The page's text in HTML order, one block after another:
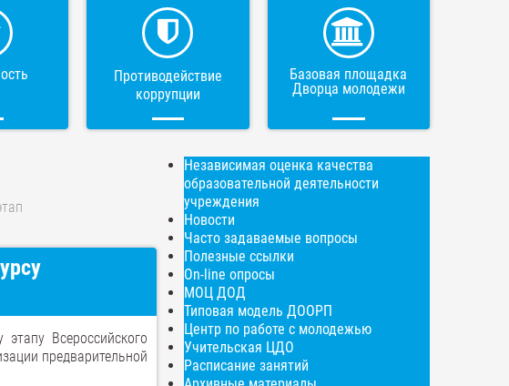
Противодействие
коррупции
Базовая площадка
Дворца молодежи
Всероссийского
предварительной
Независимая оценка качества
образовательной деятельности
учреждения
Новости
Часто задаваемые вопросы
Полезные ссылки
On-line опросы
МОЦ ДОД
Типовая модель ДООРП
Центр по работе с молодежью
Учительская ЦДО
Расписание занятий